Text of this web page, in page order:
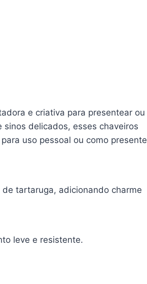
e criativa para presentear ou
delicados, esses chaveiros
uso pessoal ou como presente
tartaruga, adicionando charme
leve e resistente.